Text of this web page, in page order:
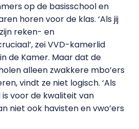
op de basisschool en
horen voor de klas. ‘Als jij
reken- en
zei VVD-kamerlid
de Kamer. Maar dat de
alleen zwakkere mbo’ers
vindt ze niet logisch. ‘Als
voor de kwaliteit van
niet ook havisten en vwo’ers